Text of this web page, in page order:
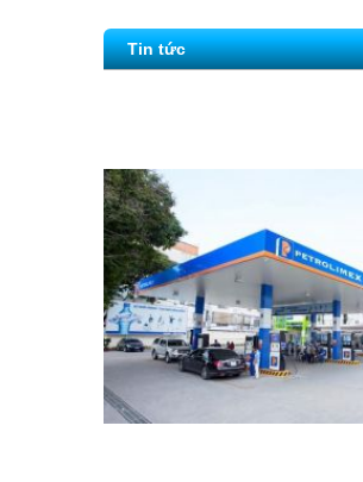
Tin tức